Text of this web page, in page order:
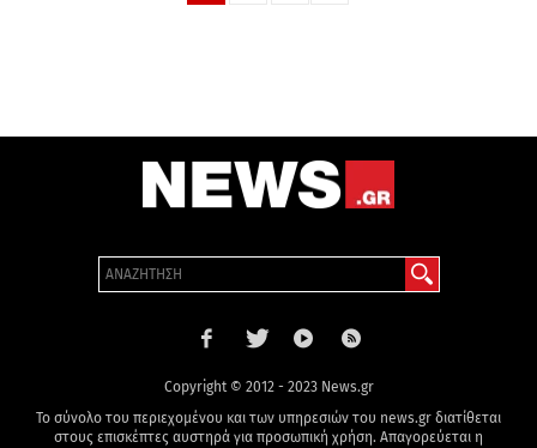
Copyright © 2012 - 2023 News.gr
Το σύνολο του περιεχομένου και των υπηρεσιών του news.gr διατίθεται
στους επισκέπτες αυστηρά για προσωπική χρήση. Απαγορεύεται η